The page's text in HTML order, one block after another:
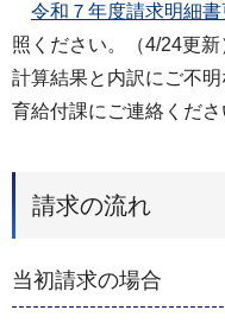
令和７年度請求明細
照ください。（4/24更新
計算結果と内訳にご不
育給付課にご連絡くださ
請求の流れ
当初請求の場合